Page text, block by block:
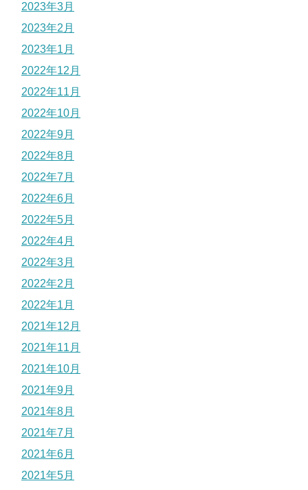
2023年3月
2023年2月
2023年1月
2022年12月
2022年11月
2022年10月
2022年9月
2022年8月
2022年7月
2022年6月
2022年5月
2022年4月
2022年3月
2022年2月
2022年1月
2021年12月
2021年11月
2021年10月
2021年9月
2021年8月
2021年7月
2021年6月
2021年5月